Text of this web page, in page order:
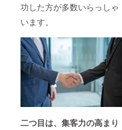
功した方が多数いらっしゃ
います。
二つ目は、集客力の高まり